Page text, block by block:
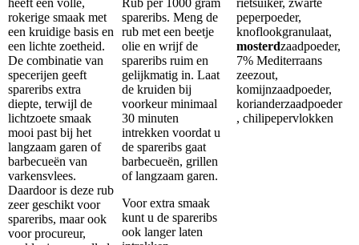
heeft een volle,
rokerige smaak met
een kruidige basis en
een lichte zoetheid.
De combinatie van
specerijen geeft
spareribs extra
diepte, terwijl de
lichtzoete smaak
mooi past bij het
langzaam garen of
barbecueën van
varkensvlees.
Daardoor is deze rub
zeer geschikt voor
spareribs, maar ook
voor procureur,
Rub per 1000 gram
spareribs. Meng de
rub met een beetje
olie en wrijf de
spareribs ruim en
gelijkmatig in. Laat
de kruiden bij
voorkeur minimaal
30 minuten
intrekken voordat u
de spareribs gaat
barbecueën, grillen
of langzaam garen.
Voor extra smaak
kunt u de spareribs
ook langer laten
rietsuiker, zwarte
peperpoeder,
knoflookgranulaat,
mosterdzaadpoeder,
7% Mediterraans
zeezout,
komijnzaadpoeder,
korianderzaadpoeder
, chilipepervlokken